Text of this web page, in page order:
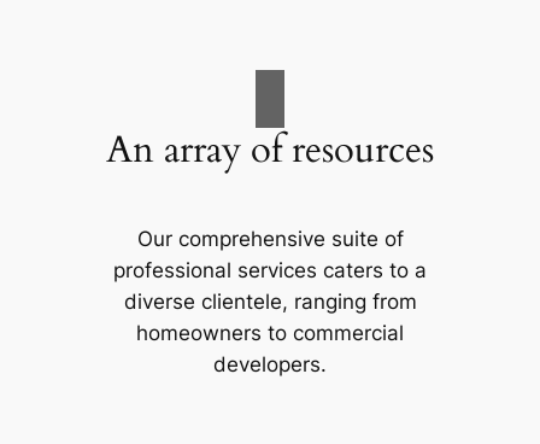
An array of resources
Our comprehensive suite of
professional services caters to a
diverse clientele, ranging from
homeowners to commercial
developers.